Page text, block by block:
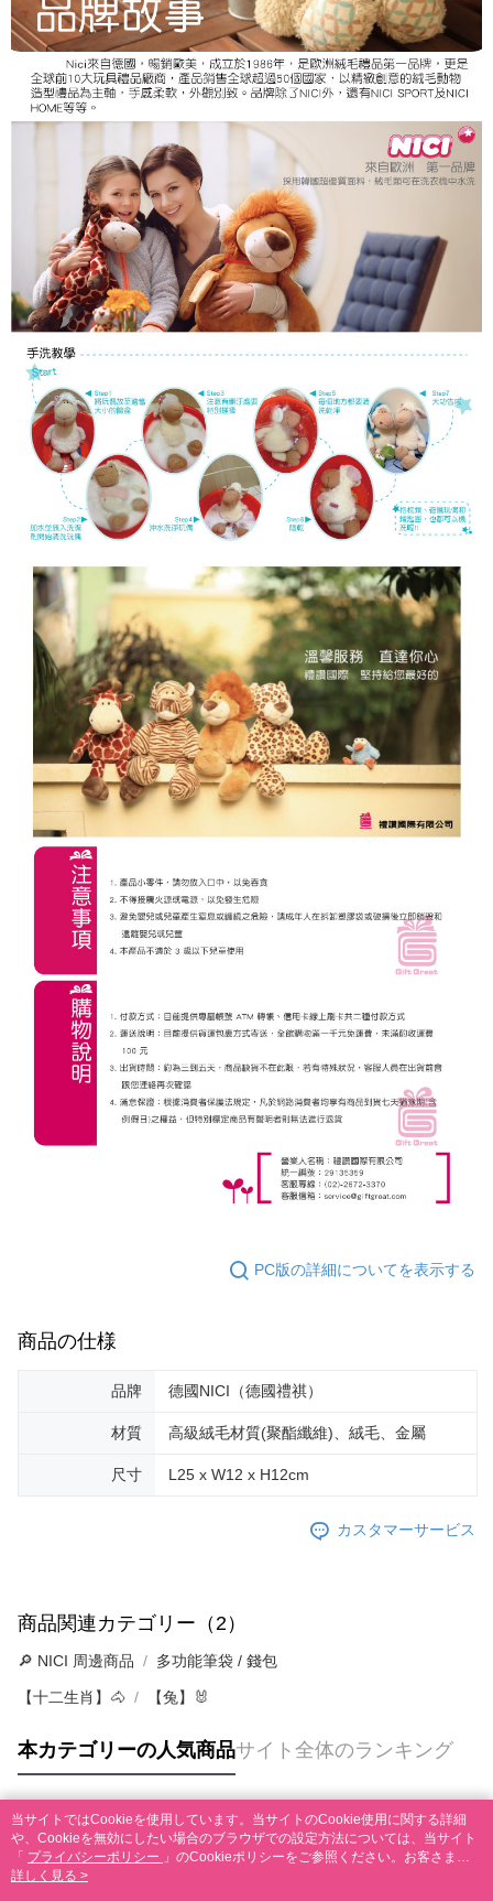
PC版の詳細についてを表示する
商品の仕様
品牌 德國NICI（德國禮祺）
材質 高級絨毛材質(聚酯纖維)、絨毛、金屬
尺寸 L25 x W12 x H12cm
カスタマーサービス
商品関連カテゴリー（2）
🔎 NICI 周邊商品 多功能筆袋 / 錢包
【十二生肖】🐴 【兔】🐰
本カテゴリーの人気商品サイト全体のランキング
人気タグ
当サイトではCookieを使用しています。当サイトのCookie使用に関する詳細
や、Cookieを無効にしたい場合のブラウザでの設定方法については、当サイト
「 プライバシーポリシー 」のCookieポリシーをご参照ください。お客さま
が、当サイトを引き続き使用される場合、当社がサイト利用規約のCookieポリ
詳しく見る >